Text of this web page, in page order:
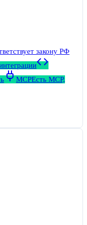
закону РФ
MCPЕсть MCP,